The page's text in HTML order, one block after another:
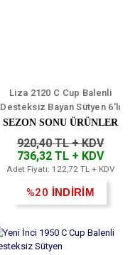
Liza 2120 C Cup Balenli
Desteksiz Bayan Sütyen 6'lı
SEZON SONU ÜRÜNLER
920,40 TL + KDV
736,32 TL + KDV
Adet Fiyatı: 122,72 TL + KDV
%20 İNDİRİM